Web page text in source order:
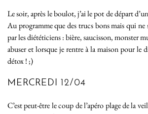
Le soir, après le boulot, j’ai le pot de départ
Au programme que des trucs bons mais qui ne
par les diététiciens : bière, saucisson, monster
abuser et lorsque je rentre à la maison pour le
détox ! ;)
MERCREDI 12/04
C’est peut-être le coup de l’apéro plage de la